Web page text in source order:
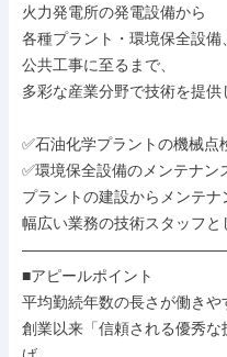
火力発電所の発電設備から
各種プラント・環境保全設備、
公共工事に至るまで、
多彩な産業分野で技術を提供
✅石油化学プラントの機械点
✅環境保全設備のメンテナン
プラントの建設からメンテナ
幅広い業務の技術スタッフと
■アピールポイント
平均勤続年数の長さが働きや
創業以来「信頼される優秀